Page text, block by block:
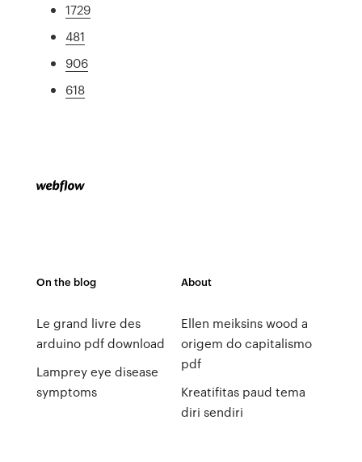
1729
481
906
618
On the blog
Le grand livre des
arduino pdf download
Lamprey eye disease
symptoms
About
Ellen meiksins wood a
origem do capitalismo
pdf
Kreatifitas paud tema
diri sendiri